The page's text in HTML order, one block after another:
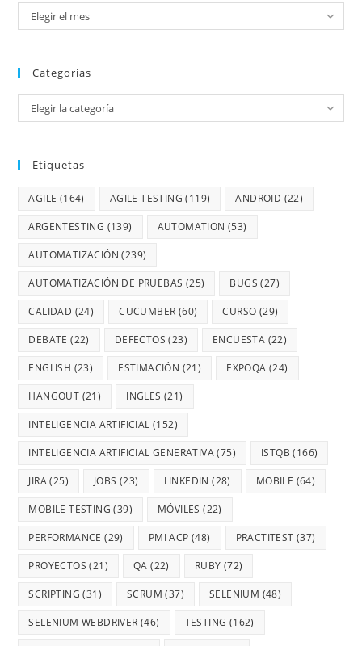
Elegir el mes
Categorias
Elegir la categoría
Etiquetas
AGILE (164) AGILE TESTING (119) ANDROID (22)
ARGENTESTING (139) AUTOMATION (53)
AUTOMATIZACIÓN (239)
AUTOMATIZACIÓN DE PRUEBAS (25) BUGS (27)
CALIDAD (24) CUCUMBER (60) CURSO (29)
DEBATE (22) DEFECTOS (23) ENCUESTA (22)
ENGLISH (23) ESTIMACIÓN (21) EXPOQA (24)
HANGOUT (21) INGLES (21)
INTELIGENCIA ARTIFICIAL (152)
INTELIGENCIA ARTIFICIAL GENERATIVA(75) ISTQB (166)
JIRA(25) JOBS (23) LINKEDIN (28) MOBILE (64)
MOBILE TESTING (39) MÓVILES (22)
PERFORMANCE (29) PMI ACP (48) PRACTITEST (37)
PROYECTOS (21) QA (22) RUBY (72)
SCRIPTING (31) SCRUM (37) SELENIUM (48)
SELENIUM WEBDRIVER (46) TESTING (162)